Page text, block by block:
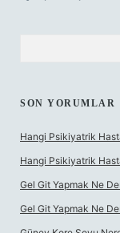
SON YORUMLAR
Hangi Psikiyatrik
Hangi Psikiyatrik
Gel Git Yapmak Ne
Gel Git Yapmak Ne